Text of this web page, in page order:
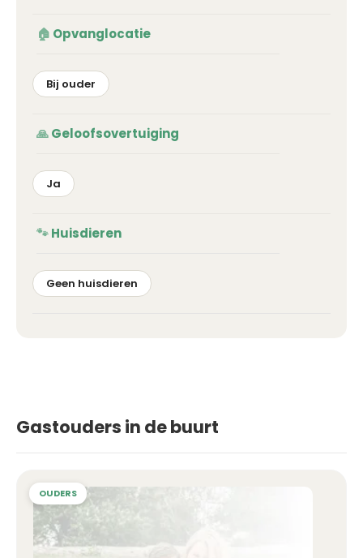
Opvanglocatie
Bij ouder
Geloofsovertuiging
Ja
Huisdieren
Geen huisdieren
Gastouders in de buurt